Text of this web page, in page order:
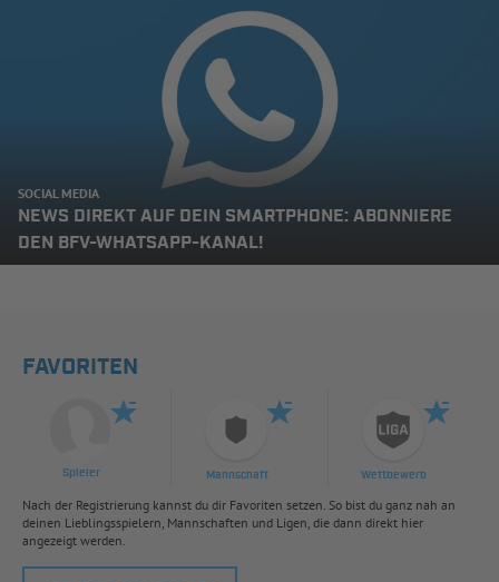
SOCIAL MEDIA
NEWS DIREKT AUF DEIN SMARTPHONE: ABONNIERE
DEN BFV-WHATSAPP-KANAL!
FAVORITEN
Spieler Mannschaft Wettbewerb
Nach der Registrierung kannst du dir Favoriten setzen. So bist du ganz nah an
deinen Lieblingsspielern, Mannschaften und Ligen, die dann direkt hier
angezeigt werden.